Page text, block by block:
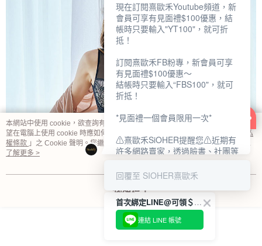
本網站中使用 cookie，欲查詢有關本網站使用 cookie 方式之詳情，及若您不希
望在電腦上使用 cookie 時應如何變更電腦的 cookie 設定，請參閱本網站「
隱私
權條款 」之 Cookie 聲明。您繼續使用本網站即表示您同意本公司得按本網站使
用條款之 Cookie 聲明使用 cookie。
了解更多 >
我知道了
首次綁定LINE@可領＄100折扣優惠
連結 LINE 帳號
現在訂閱熹歐禾Youtube頻道，新
會員可享有見面禮$100優惠，結
帳時只要輸入"YT100"，就可折
抵！
訂閱熹歐禾FB粉專，新會員可享
有見面禮$100優惠～
結帳時只要輸入“FBS100"，就可
折抵！
*見面禮一個會員限用一次*
⚠熹歐禾SiOHER提醒您⚠近期有
許多網路賣家，透過臉書、社團等
SiOHER』品牌授權、或有內部管
消費者上當及受害。
如有疑慮請至官網先訂單查尋如
〝TM / TS / TG〞開頭,都是我們
回覆至 SIOHER熹歐禾